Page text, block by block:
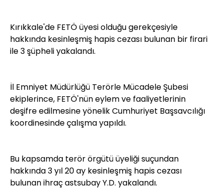
Kırıkkale'de FETÖ üyesi olduğu gerekçesiyle
hakkında kesinleşmiş hapis cezası bulunan bir firari
ile 3 şüpheli yakalandı.
İl Emniyet Müdürlüğü Terörle Mücadele Şubesi
ekiplerince, FETÖ'nün eylem ve faaliyetlerinin
deşifre edilmesine yönelik Cumhuriyet Başsavcılığı
koordinesinde çalışma yapıldı.
Bu kapsamda terör örgütü üyeliği suçundan
hakkında 3 yıl 20 ay kesinleşmiş hapis cezası
bulunan ihraç astsubay Y.D. yakalandı.